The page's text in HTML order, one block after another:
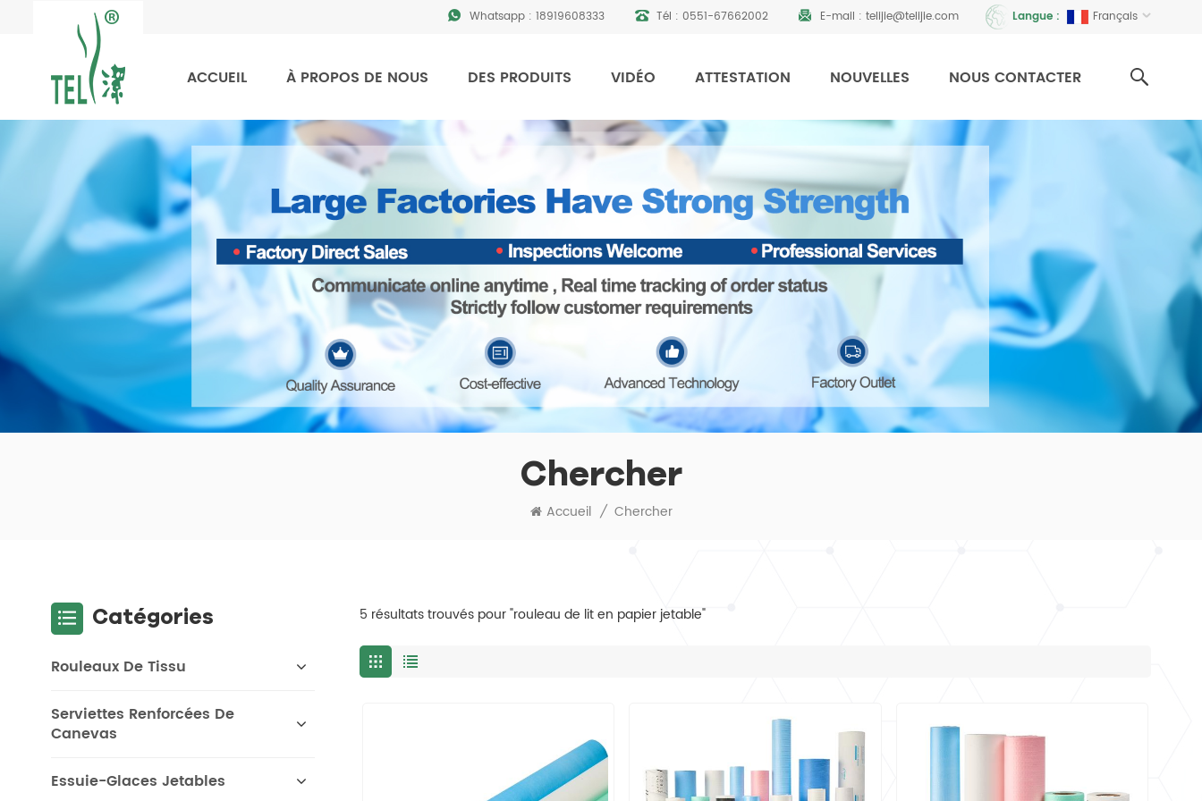
Langue : Français
Whatsapp : 18919608333 Tél : 0551-67662002 E-mail : telijie@telijie.com
ACCUEIL À PROPOS DE NOUS DES PRODUITS VIDÉO ATTESTATION NOUVELLES NOUS CONTACTER
Chercher
Accueil / Chercher
5 résultats trouvés pour "rouleau de lit en papier jetable"
Catégories
Rouleaux De Tissu
Serviettes Renforcées De
Canevas
Essuie-Glaces Jetables